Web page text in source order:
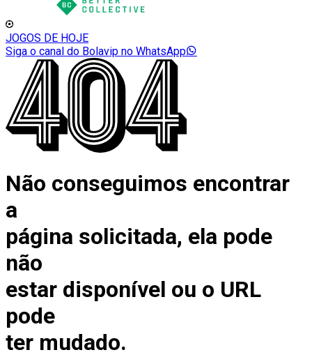
JOGOS DE HOJE
Siga o canal do Bolavip no WhatsApp
Não conseguimos encontrar
a
página solicitada, ela pode
não
estar disponível ou o URL
pode
ter mudado.